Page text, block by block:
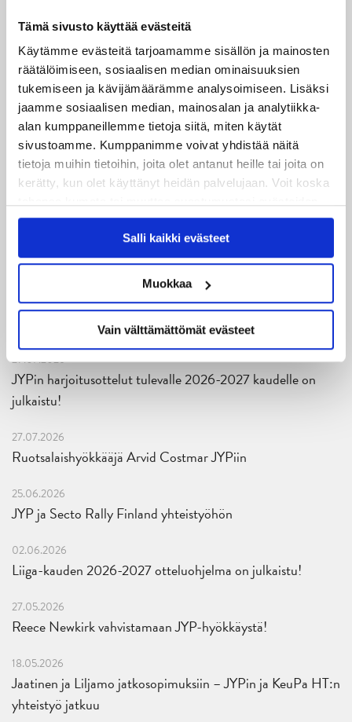
Tämä sivusto käyttää evästeitä
Käytämme evästeitä tarjoamamme sisällön ja mainosten
räätälöimiseen, sosiaalisen median ominaisuuksien
tukemiseen ja kävijämäärämme analysoimiseen. Lisäksi
jaamme sosiaalisen median, mainosalan ja analytiikka-
alan kumppaneillemme tietoja siitä, miten käytät
sivustoamme. Kumppanimme voivat yhdistää näitä
tietoja muihin tietoihin, joita olet antanut heille tai joita on
kerätty, kun olet käyttänyt heidän palvelujaan. Voit koska
käytöstäEvästeet-sivultamme.
Salli kaikki evästeet
Muokkaa
Vain välttämättömät evästeet
Uusimmat
08.08.2026
Turnausraportti: JYP juhlii seurahistorian ensimmäistä
Tampere Cupin voittoa!
06.08.2026
JYPin kausi käyntiin Tampere Cupista!
05.08.2026
JYPin kapteenisto Liiga-kauteen 2026–2027 on nimetty
Joukkueen yhteisharjoitukset ovat alkaneet – ensimmäinen
mittari luvassa jo heti viikonloppuna Tampere Cupissa!
29.07.2026
JYPin harjoitusottelut tulevalle 2026-2027 kaudelle on
julkaistu!
27.07.2026
Ruotsalaishyökkääjä Arvid Costmar JYPiin
25.06.2026
JYP ja Secto Rally Finland yhteistyöhön
02.06.2026
Liiga-kauden 2026-2027 otteluohjelma on julkaistu!
27.05.2026
Reece Newkirk vahvistamaan JYP-hyökkäystä!
18.05.2026
Jaatinen ja Liljamo jatkosopimuksiin – JYPin ja KeuPa HT:n
yhteistyö jatkuu